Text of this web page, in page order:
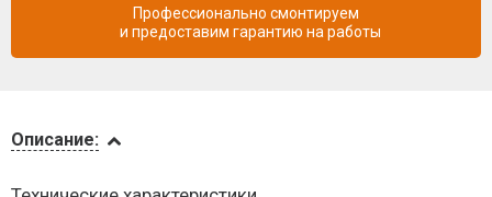
Описание:
Профессионально смонтируем
и предоставим гарантию на работы